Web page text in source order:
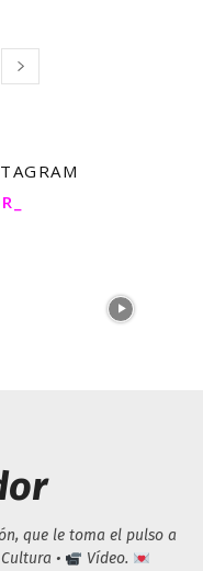
que le toma el pulso a
Cultura •
Vídeo.